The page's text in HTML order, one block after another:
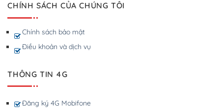
CHÍNH SÁCH CỦA CHÚNG TÔI
Chính sách bảo mật
Điều khoản và dịch vụ
THÔNG TIN 4G
Đăng ký 4G Mobifone